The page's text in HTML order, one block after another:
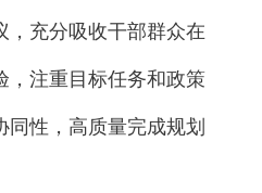
，充分吸收干部群众在
，注重目标任务和政策
性，高质量完成规划